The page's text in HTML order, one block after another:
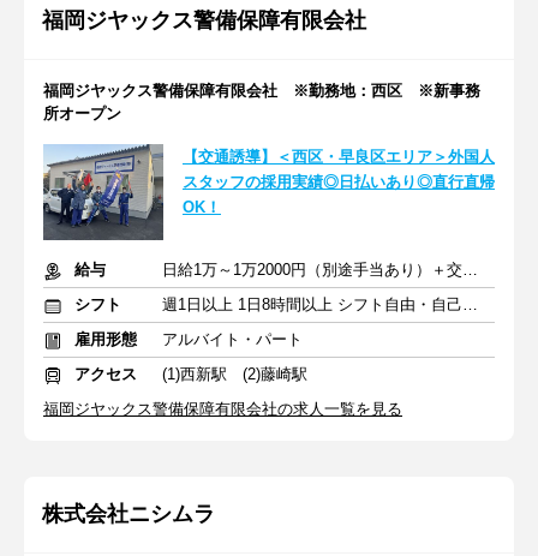
福岡ジヤックス警備保障有限会社
福岡ジヤックス警備保障有限会社 ※勤務地：西区 ※新事務
所オープン
【交通誘導】＜西区・早良区エリア＞外国人
スタッフの採用実績◎日払いあり◎直行直帰
OK！
給与
日給1万～1万2000円（別途手当あり）＋交通費支給
シフト
週1日以上 1日8時間以上 シフト自由・自己申告
雇用形態
アルバイト・パート
アクセス
(1)西新駅 (2)藤崎駅
福岡ジヤックス警備保障有限会社の求人一覧を見る
株式会社ニシムラ